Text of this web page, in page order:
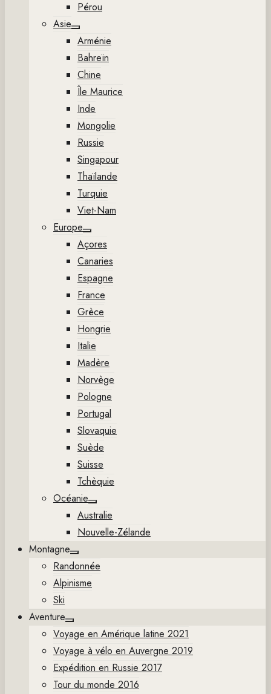
Pérou
Asie
Show
sub
menu
Arménie
Bahreïn
Chine
Île Maurice
Inde
Mongolie
Russie
Singapour
Thaïlande
Turquie
Viet-Nam
Europe
Show
sub
menu
Açores
Canaries
Espagne
France
Grèce
Hongrie
Italie
Madère
Norvège
Pologne
Portugal
Slovaquie
Suède
Suisse
Tchèquie
Océanie
Show
sub
menu
Australie
Nouvelle-Zélande
Montagne
Show
sub
menu
Randonnée
Alpinisme
Ski
Aventure
Show
sub
menu
Voyage en Amérique latine 2021
Voyage à vélo en Auvergne 2019
Expédition en Russie 2017
Tour du monde 2016